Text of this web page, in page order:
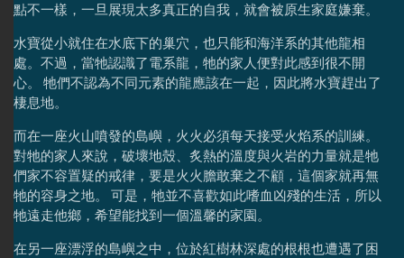
點不一樣，一旦展現太多真正的自我，就會被原生家庭嫌棄。
水寶從小就住在水底下的巢穴，也只能和海洋系的其他龍相
處。不過，當牠認識了電系龍，牠的家人便對此感到很不開
心。 牠們不認為不同元素的龍應該在一起，因此將水寶趕出了
棲息地。
而在一座火山噴發的島嶼，火火必須每天接受火焰系的訓練。
對牠的家人來說，破壞地殼、炙熱的溫度與火岩的力量就是牠
們家不容置疑的戒律，要是火火膽敢棄之不顧，這個家就再無
牠的容身之地。 可是，牠並不喜歡如此嗜血凶殘的生活，所以
牠遠走他鄉，希望能找到一個溫馨的家園。
在另一座漂浮的島嶼之中，位於紅樹林深處的根根也遭遇了困